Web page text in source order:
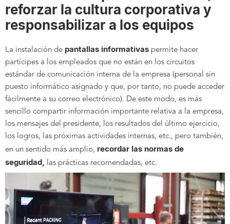
reforzar la cultura corporativa y
responsabilizar a los equipos
La instalación de pantallas informativas permite hacer
partícipes a los empleados que no están en los circuitos
estándar de comunicación interna de la empresa (personal sin
puesto informático asignado y que, por tanto, no puede acceder
fácilmente a su correo electrónico). De este modo, es más
sencillo compartir información importante relativa a la empresa,
los mensajes del presidente, los resultados del último ejercicio,
los logros, las próximas actividades internas, etc., pero también,
en un sentido más amplio, recordar las normas de
seguridad,
las prácticas recomendadas, etc.